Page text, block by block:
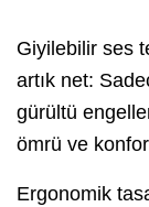
Giyilebilir ses
artık net:
gürültü
ömrü ve
Ergonomik